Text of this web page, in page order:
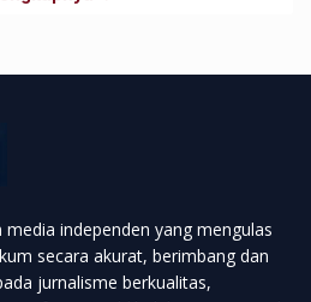
independen yang mengulas
secara akurat, berimbang dan
jurnalisme berkualitas,